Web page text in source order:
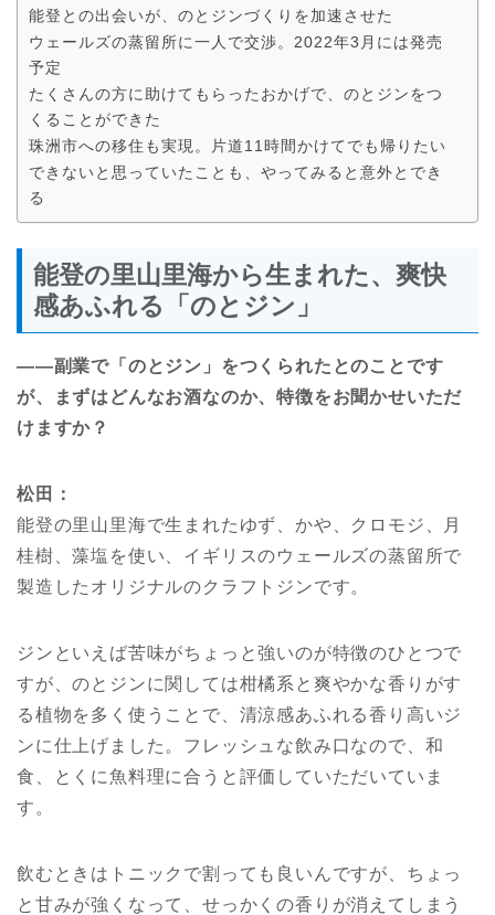
能登との出会いが、のとジンづくりを加速させた
ウェールズの蒸留所に一人で交渉。2022年3月には発売
予定
たくさんの方に助けてもらったおかげで、のとジンをつ
くることができた
珠洲市への移住も実現。片道11時間かけてでも帰りたい
できないと思っていたことも、やってみると意外とでき
る
能登の里山里海から生まれた、爽快
感あふれる「のとジン」
――副業で 「のとジン」 をつくられたとのことです
が、まずは どんなお酒なのか、特徴をお聞かせいただ
けますか？
松田：
能登の里山里海で生まれたゆず、かや、クロモジ、月
桂樹、藻塩を使い、イギリスのウェールズの蒸留所で
製造したオリジナルのクラフトジンです。
ジンといえば苦味がちょっと強いのが特徴のひとつで
すが、のとジンに関しては柑橘系と爽やかな香りがす
る植物を多く使うことで、清涼感あふれる香り高いジ
ンに仕上げました。フレッシュな飲み口なので、和
食、とくに魚料理に合うと評価していただいていま
す。
飲むときはトニックで割っても良いんですが、ちょっ
と甘みが強くなって、せっかくの香りが消えてしまう